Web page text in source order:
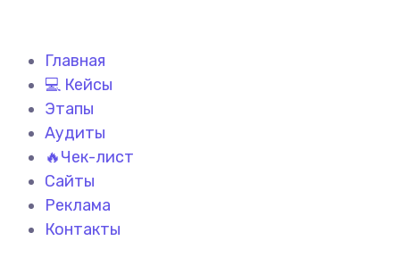
Главная
💻 Кейсы
Этапы
Аудиты
🔥Чек-лист
Сайты
Реклама
Контакты